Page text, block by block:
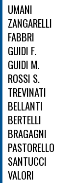
UMANI
ZANGARELLI
FABBRI
GUIDI F.
GUIDI M.
ROSSI S.
TREVINATI
BELLANTI
BERTELLI
BRAGAGNI
PASTORELLO
SANTUCCI
VALORI